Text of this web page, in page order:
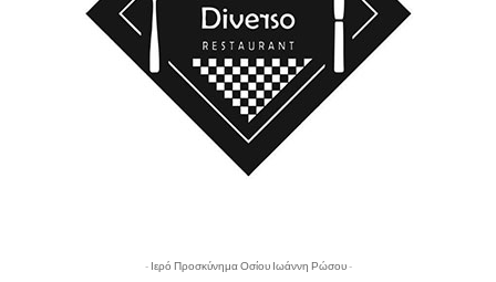
- Ιερό Προσκύνημα Οσίου Ιωάννη Ρώσου -